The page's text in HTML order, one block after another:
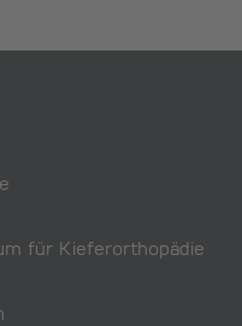
für Kieferorthopädie